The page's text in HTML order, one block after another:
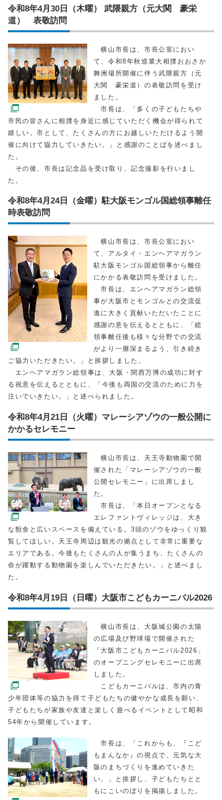
令和8年4月30日（木曜） 武隈親方（元大関 豪栄
道） 表敬訪問
横山市長は、市長公室におい
て、令和8年秋巡業大相撲おおさか
舞洲場所開催に伴う武隈親方（元
大関 豪栄道）の表敬訪問を受け
ました。
市長は、「多くの子どもたちや
市民の皆さんに相撲を身近に感じていただく機会が得られて
嬉しい。市として、たくさんの方にお越しいただけるよう開
催に向けて協力していきたい。」と感謝のことばを述べまし
た。
その後、市長は記念品を受け取り、記念撮影を行いまし
た。
令和8年4月24日（金曜）駐大阪モンゴル国総領事離任
時表敬訪問
横山市長は、市長公室におい
て、アルタイ・エンヘアマガラン
駐大阪モンゴル国総領事から離任
にかかる表敬訪問を受けました。
市長は、エンヘアマガラン総領
事が大阪市とモンゴルとの交流促
進に大きく貢献いただいたことに
感謝の意を伝えるとともに、「総
領事離任後も様々な分野での交流
がより一層深まるよう、引き続き
ご協力いただきたい。」と挨拶しました。
エンヘアマガラン総領事は、大阪・関西万博の成功に対す
る祝意を伝えるとともに、「今後も両国の交流のために力を
注いでいきたい。」と述べられました。
令和8年4月21日（火曜）マレーシアゾウの一般公開に
かかるセレモニー
横山市長は、天王寺動物園で開
催された「マレーシアゾウの一般
公開セレモニー」に出席しまし
た。
市長は、「本日オープンとなる
エレファントヴィレッジは、大き
な獣舎と広いスペースを備えている。3頭のゾウをゆっくり観
覧してほしい。天王寺周辺は観光の拠点として非常に重要な
エリアである。今後もたくさんの人が集うまち、たくさんの
命が躍動する動物園を楽しんでいただきたい。」と述べまし
た。
令和8年4月19日（日曜）大阪市こどもカーニバル2026
横山市長は、大阪城公園の太陽
の広場及び野球場で開催された
「大阪市こどもカーニバル2026」
のオープニングセレモニーに出席
しました。
こどもカーニバルは、市内の青
少年団体等の協力を得て子どもたちの健やかな成長を願い、
子どもたちが家族や友達と楽しく遊べるイベントとして昭和
54年から開催しています。
市長は、「これからも、『こど
もまんなか』の視点で、元気な大
阪のまちづくりを進めていきた
い。」と挨拶し、子どもたちとと
もにこいのぼりを掲揚しました。